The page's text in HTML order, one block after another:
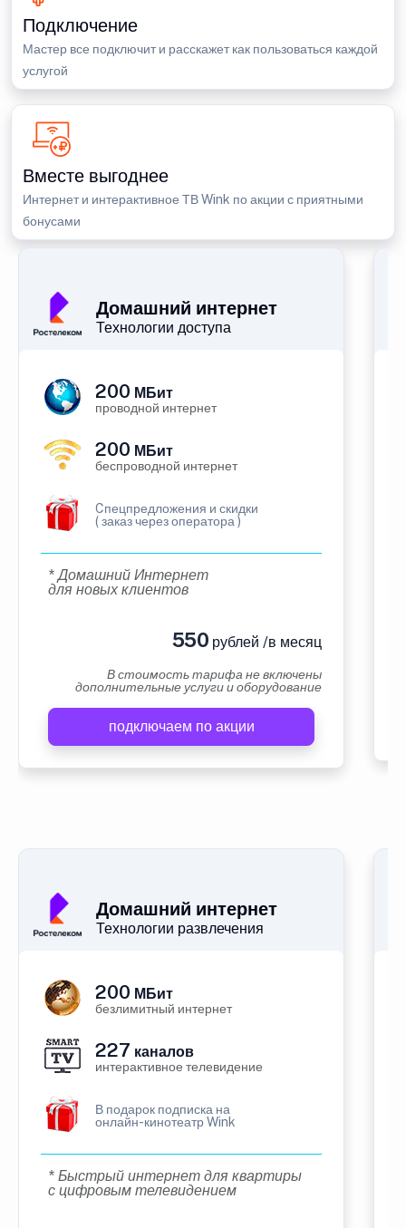
Подключение
Мастер все подключит и расскажет как пользоваться каждой
услугой
Вместе выгоднее
Интернет и интерактивное ТВ Wink по акции с приятными
бонусами
Домашний интернет
Технологии доступа
200 МБит
проводной интернет
200 МБит
беспроводной интернет
Cпецпредложения и скидки
( заказ через оператора )
* Домашний Интернет
для новых клиентов
550 рублей /в месяц
В стоимость тарифа не включены
дополнительные услуги и оборудование
подключаем по акции
Домашний интернет
Технологии развлечения
200 МБит
безлимитный интернет
227 каналов
интерактивное телевидение
В подарок подписка на
онлайн-кинотеатр Wink
* Быстрый интернет для квартиры
с цифровым телевидением